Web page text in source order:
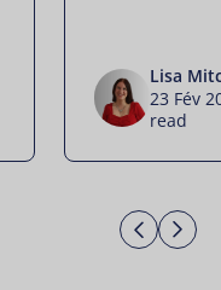
Lisa
23 Fév
read